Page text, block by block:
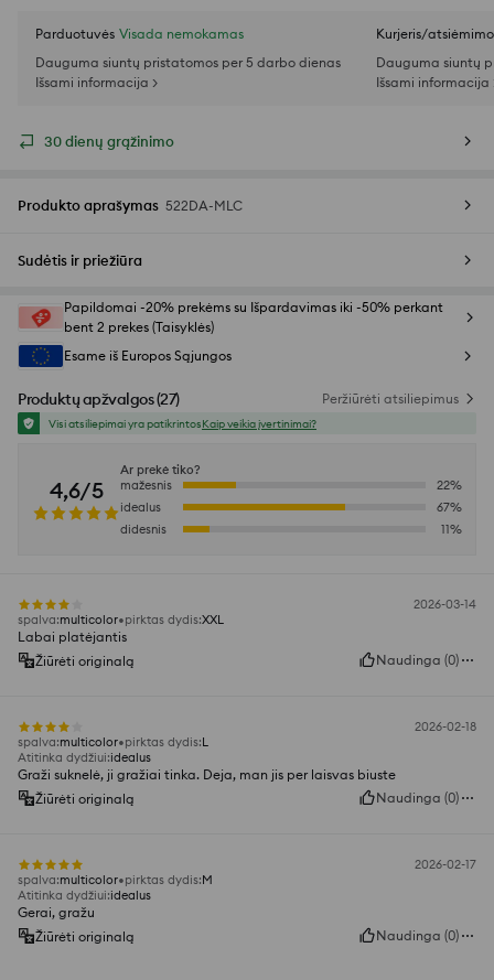
Parduotuvės Visada nemokamas
Dauguma siuntų pristatomos per 5 darbo dienas
Išsami informacija >
Kurjeris/
Dauguma siuntų
Išsami informacija
30 dienų grąžinimo
Produkto aprašymas 522DA-MLC
Sudėtis ir priežiūra
Papildomai -20% prekėms su Išpardavimas iki -50% perkant
bent 2 prekes (Taisyklės)
Esame iš Europos Sąjungos
Produktų apžvalgos(27) Peržiūrėti atsiliepimus
Visi atsiliepimai yra patikrintosKaip veikia įvertinimai?
4,6/5
Ar prekė tiko?
mažesnis
22%
idealus
67%
didesnis
11%
2026-03-14
spalva:multicolor pirktas dydis:XXL
Labai platėjantis
Žiūrėti originalą
Naudinga (0)
2026-02-18
spalva:multicolor pirktas dydis:L
Atitinka dydžiui:idealus
Graži suknelė, ji gražiai tinka. Deja, man jis per laisvas biuste
Žiūrėti originalą
Naudinga (0)
2026-02-17
spalva:multicolor pirktas dydis:M
Atitinka dydžiui:idealus
Gerai, gražu
Žiūrėti originalą
Naudinga (0)